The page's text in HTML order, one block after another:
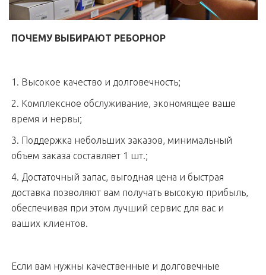
ПОЧЕМУ ВЫБИРАЮТ РЕБОРНОР
1. Высокое качество и долговечность;
2. Комплексное обслуживание, экономящее ваше
время и нервы;
3. Поддержка небольших заказов, минимальный
объем заказа составляет 1 шт.;
4. Достаточный запас, выгодная цена и быстрая
доставка позволяют вам получать высокую прибыль,
обеспечивая при этом лучший сервис для вас и
ваших клиентов.
Если вам нужны качественные и долговечные